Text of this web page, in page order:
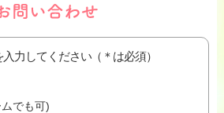
力してください（＊は必須）
でも可)